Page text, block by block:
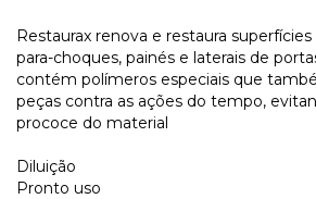
Restaurax renova e restaura
para-choques, painés e laterais de
contém polímeros especiais que
peças contra as ações do tempo,
prococe do material
Diluição
Pronto uso